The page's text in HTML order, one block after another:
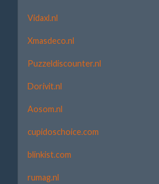
Vidaxl.nl
Xmasdeco.nl
Puzzeldiscounter.nl
Dorivit.nl
Aosom.nl
cupidoschoice.com
blinkist.com
rumag.nl